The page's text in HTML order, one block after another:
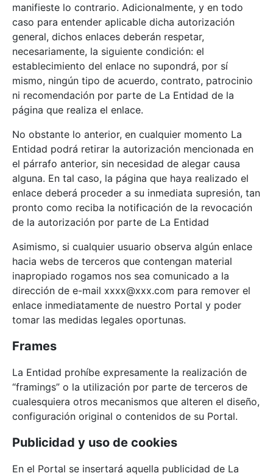
manifieste lo contrario. Adicionalmente, y en todo
caso para entender aplicable dicha autorización
general, dichos enlaces deberán respetar,
necesariamente, la siguiente condición: el
establecimiento del enlace no supondrá, por sí
mismo, ningún tipo de acuerdo, contrato, patrocinio
ni recomendación por parte de La Entidad de la
página que realiza el enlace.
No obstante lo anterior, en cualquier momento La
Entidad podrá retirar la autorización mencionada en
el párrafo anterior, sin necesidad de alegar causa
alguna. En tal caso, la página que haya realizado el
enlace deberá proceder a su inmediata supresión, tan
pronto como reciba la notificación de la revocación
de la autorización por parte de La Entidad
Asimismo, si cualquier usuario observa algún enlace
hacia webs de terceros que contengan material
inapropiado rogamos nos sea comunicado a la
dirección de e-mail xxxx@xxx.com para remover el
enlace inmediatamente de nuestro Portal y poder
tomar las medidas legales oportunas.
Frames
La Entidad prohíbe expresamente la realización de
“framings” o la utilización por parte de terceros de
cualesquiera otros mecanismos que alteren el diseño,
configuración original o contenidos de su Portal.
Publicidad y uso de cookies
En el Portal se insertará aquella publicidad de La